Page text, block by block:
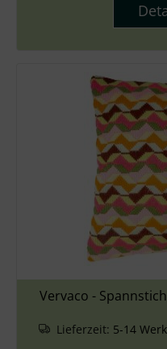
Vervaco -
Lieferzeit: 5-14